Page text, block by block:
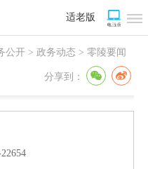
公开 > 政务动态 > 零陵要闻
分享到：
适老版